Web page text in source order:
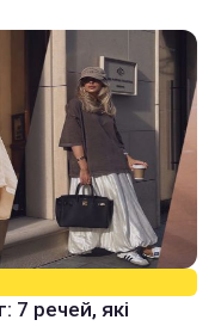
7 речей, які